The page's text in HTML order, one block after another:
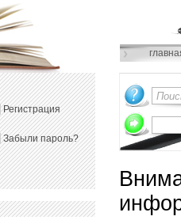
Регистрация
Забыли пароль?